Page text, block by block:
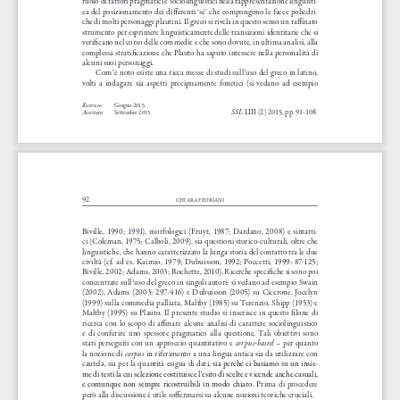
ca del posizionamento dei differenti ‘sé’ che compongono le facce poliedri-
che di molti personaggi plautini. Il greco si rivela in questo senso un raffinato
strumento per esprimere linguisticamente delle transizioni identitarie che si
verificano nel corso delle commedie e che sono dovute, in ultima analisi, alla
complessa stratificazione che Plauto ha saputo intessere nella personalità di
alcuni suoi personaggi.
Com’è noto esiste una ricca messe di studi sull’uso del greco in latino,
volti  a  indagare  sia  aspetti  precipuamente  fonetici  (si  vedano  ad  esempio
Ricevuto:
Giugno 2015
Accettato:
Settembre 2015 SSL LIII (2) 2015, pp. 91-108
92 CHIARA FEDRIANI
Biville,  1990;  1991),  morfologici  (Fruyt,  1987;  Dardano,  2008)  e  sintatti-
ci (Coleman, 1975; Calboli, 2009), sia questioni storico-culturali, oltre che
linguistiche, che hanno caratterizzato la lunga storia del contatto tra le due
civiltà  (cf.  ad  es.  Kaimio,  1979;  Dubuisson,  1992;  Poccetti,  1999:  87-125;
Biville, 2002; Adams, 2003; Rochette, 2010). Ricerche specifiche si sono poi
concentrate sull’uso del greco in singoli autori: si vedano ad esempio Swain
(2002),  Adams  (2003:  297-416)  e  Dubuisson  (2005)  su  Cicerone,  Jocelyn
(1999)  sulla  commedia  palliata,  Maltby  (1985)  su  Terenzio,  Shipp  (1953)  e
Maltby  (1995)  su  Plauto.  Il  presente  studio  si  inserisce  in  questo  filone  di
ricerca  con  lo  scopo  di  affinare  alcune  analisi  di  carattere  sociolinguistico
e  di  conferire  uno  spessore  pragmatico  alla  questione.  Tali  obiettivi  sono
stati  perseguiti  con  un  approccio  quantitativo  e corpus-based
–  per  quanto
la  nozione  di corpus in riferimento a una lingua antica sia da utilizzare con
cautela, sia per la quantità esigua di dati, sia perché ci basiamo su un insie-
me di testi la cui selezione costituisce l’esito di scelte e vicende anche casuali,
e  comunque  non  sempre  ricostruibili  in  modo  chiaro Prima  di  procedere
però alla discussione è utile soffermarsi su alcune nozioni teoriche cruciali.